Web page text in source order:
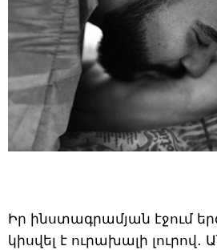
Իր ինստագրամյան էջում
կիսվել է ուրախալի